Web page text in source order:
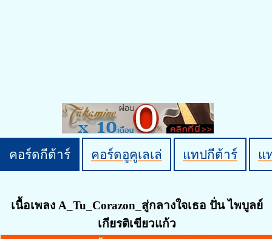
คอร์ดกีต้าร์ คอร์ดอูคูเลเล่ แทปกีต้าร์ แ
เนื้อเพลง A_Tu_Corazon_สู่กลางใจเธอ ปั่น ไพบูลย์
เกียรติเขียวแก้ว